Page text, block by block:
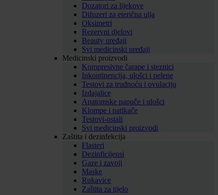
Dozatori za lijekove
Difuzeri za eterična ulja
Oksimetri
Rezervni djelovi
Beauty uređaji
Svi medicinski uređaji
Medicinski proizvodi
Kompresivne čarape i steznici
Inkontinencija, ulošci i pelene
Testovi za trudnoću i ovulaciju
Izdajalice
Anatomske papuče i ulošci
Klompe i natikače
Testovi-ostali
Svi medicinski proizvodi
Zaštita i dezinfekcija
Flasteri
Dezinficijensi
Gaze i zavoji
Maske
Rukavice
Zaštita za tijelo